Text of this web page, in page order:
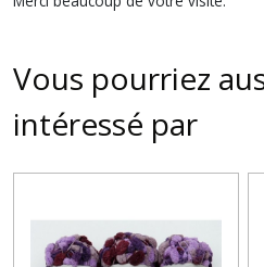
Vous pourriez
intéressé par